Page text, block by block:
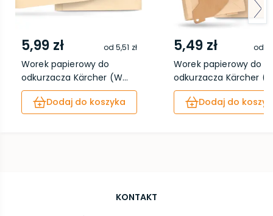
5,99 zł od5,51 zł
Worek papierowy do
odkurzacza Kärcher (W...
Dodaj do koszyka
5,49 zł od
Worek papierowy do
odkurzacza Kärcher
Dodaj do
KONTAKT